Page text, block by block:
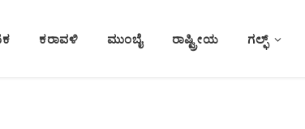
ಕರಾವಳಿ ಮುಂಬೈ ರಾಷ್ಟ್ರೀಯ ಗಲ್ಫ್